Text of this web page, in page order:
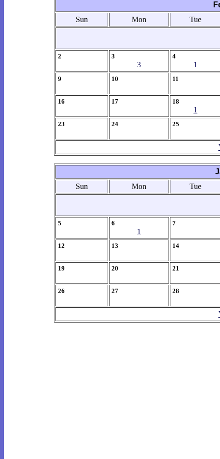
Sun
Mon Tue
2 3
3
4
1
9 10 11
16 17 18
1
23 24 25
Sun
Mon Tue
5 6
1
7
12 13 14
19 20 21
26 27 28